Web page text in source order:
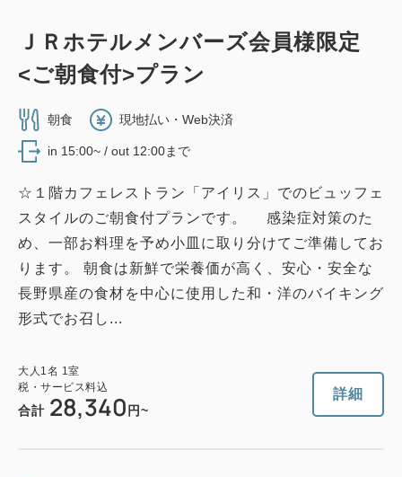
ＪＲホテルメンバーズ会員様限定
<ご朝食付>プラン
朝食 現地払い・Web決済
in 15:00~ / out 12:00まで
☆１階カフェレストラン「アイリス」でのビュッフェ
スタイルのご朝食付プランです。 感染症対策のた
め、一部お料理を予め小皿に取り分けてご準備してお
ります。 朝食は新鮮で栄養価が高く、安心・安全な
長野県産の食材を中心に使用した和・洋のバイキング
形式でお召し...
大人 1 名 1 室
税・サービス料込
合計 28,340 円~
詳細